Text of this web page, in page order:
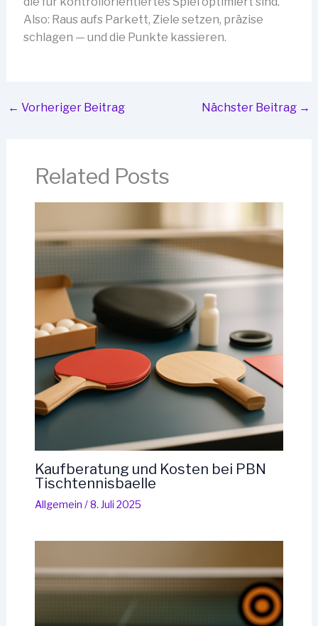
Also: Raus aufs Parkett, Ziele setzen, präzise
schlagen — und die Punkte kassieren.
← Vorheriger Beitrag Nächster Beitrag →
Related Posts
Kaufberatung und Kosten bei PBN
Tischtennisbaelle
Allgemein /8. Juli 2025